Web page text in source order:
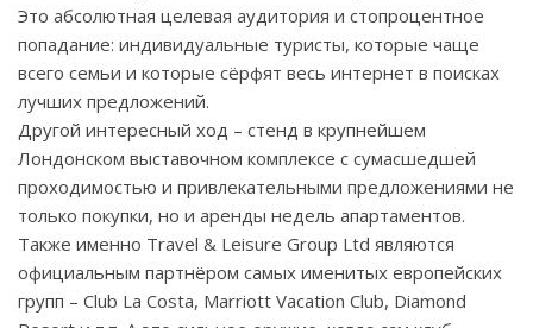
Это абсолютная целевая аудитория и стопроцентное
попадание: индивидуальные туристы, которые чаще
всего семьи и которые сёрфят весь интернет в поисках
лучших предложений.
Другой интересный ход – стенд в крупнейшем
Лондонском выставочном комплексе с сумасшедшей
проходимостью и привлекательными предложениями не
только покупки, но и аренды недель апартаментов.
Также именно Travel & Leisure Group Ltd являются
официальным партнёром самых именитых европейских
групп – Club La Costa, Marriott Vacation Club, Diamond